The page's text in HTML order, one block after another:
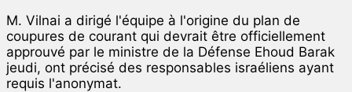
M. Vilnai a dirigé l'équipe à l'origine du plan de
coupures de courant qui devrait être officiellement
approuvé par le ministre de la Défense Ehoud Barak
jeudi, ont précisé des responsables israéliens ayant
requis l'anonymat.